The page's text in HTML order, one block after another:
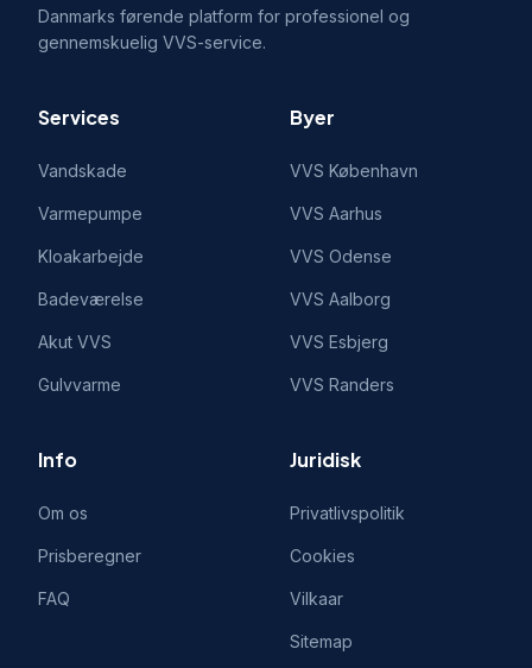
Danmarks førende platform for professionel og
gennemskuelig VVS-service.
Services
Vandskade
Varmepumpe
Kloakarbejde
Badeværelse
Akut VVS
Gulvvarme
Byer
VVS København
VVS Aarhus
VVS Odense
VVS Aalborg
VVS Esbjerg
VVS Randers
Info
Om os
Prisberegner
FAQ
Juridisk
Privatlivspolitik
Cookies
Vilkaar
Sitemap